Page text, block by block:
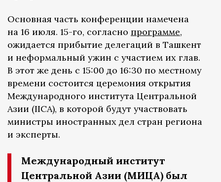
Основная часть конференции намечена
на 16 июля. 15-го, согласно программе,
ожидается прибытие делегаций в Ташкент
и неформальный ужин с участием их глав.
В этот же день с 15:00 до 16:30 по местному
времени состоится церемония открытия
Международного института Центральной
Азии (IICA), в которой будут участвовать
министры иностранных дел стран региона
и эксперты.
Международный институт
Центральной Азии (МИЦА) был